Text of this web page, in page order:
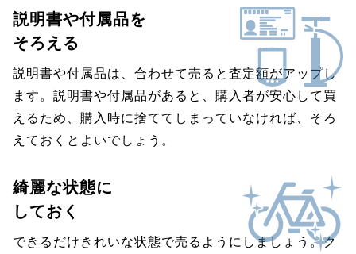
説明書や付属品を
そろえる
説明書や付属品は、合わせて売ると査定額がアップし
ます。説明書や付属品があると、購入者が安心して買
えるため、購入時に捨ててしまっていなければ、そろ
えておくとよいでしょう。
綺麗な状態に
しておく
できるだけきれいな状態で売るようにしましょう。ク